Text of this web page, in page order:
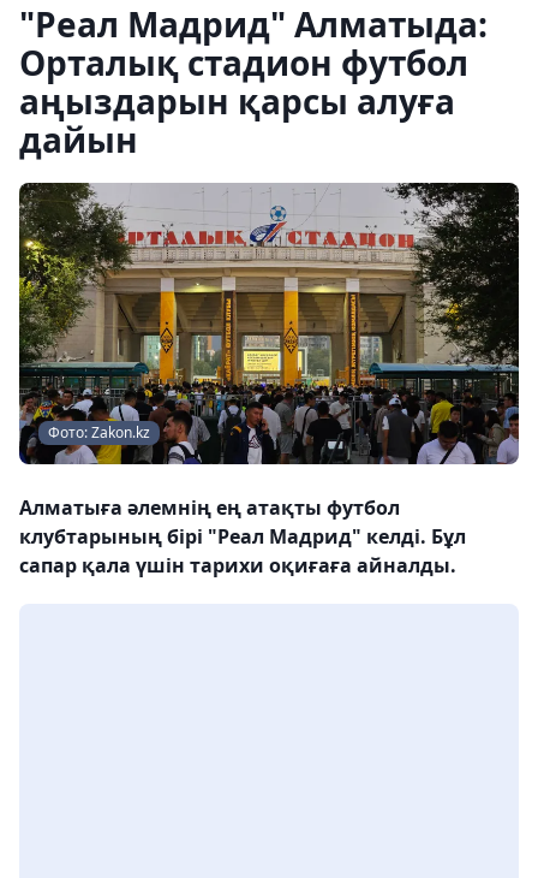
"Реал Мадрид" Алматыда:
Орталық стадион футбол
аңыздарын қарсы алуға
дайын
Фото: Zakon.kz
Алматыға әлемнің ең атақты футбол
клубтарының бірі "Реал Мадрид" келді. Бұл
сапар қала үшін тарихи оқиғаға айналды.